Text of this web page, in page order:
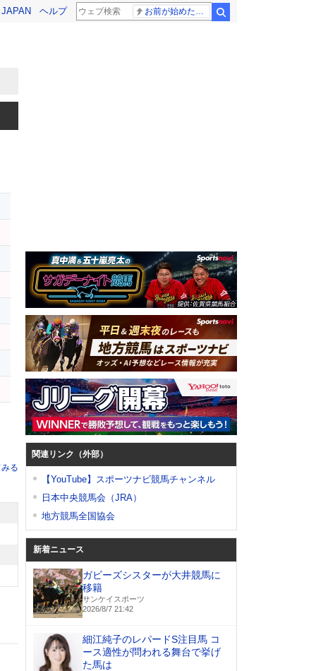
ヘルプ
る
関連リンク（外部）
【YouTube】スポーツナビ競馬チャンネル
日本中央競馬会（JRA）
地方競馬全国協会
新着ニュース
ガビーズシスターが大井競馬に
移籍
サンケイスポーツ
2026/8/7 21:42
細江純子のレパードS注目馬 コ
ース適性が問われる舞台で挙げ
た馬は